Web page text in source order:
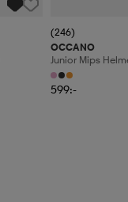
(246)
OCCANO
Junior Mips
599:-